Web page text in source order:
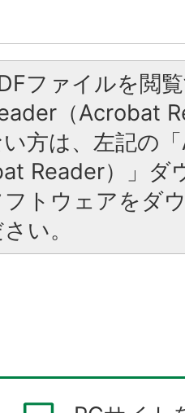
ファイルを閲
（Acrobat
方は、左記の
Reader）」ダ
トウェアをダ
い。